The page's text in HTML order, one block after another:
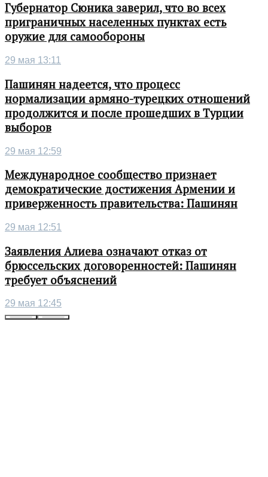
Губернатор Сюника заверил, что во всех
приграничных населенных пунктах есть
оружие для самообороны
29 мая 13:11
Пашинян надеется, что процесс
нормализации армяно-турецких отношений
продолжится и после прошедших в Турции
выборов
29 мая 12:59
Международное сообщество признает
демократические достижения Армении и
приверженность правительства: Пашинян
29 мая 12:51
Заявления Алиева означают отказ от
брюссельских договоренностей: Пашинян
требует объяснений
29 мая 12:45